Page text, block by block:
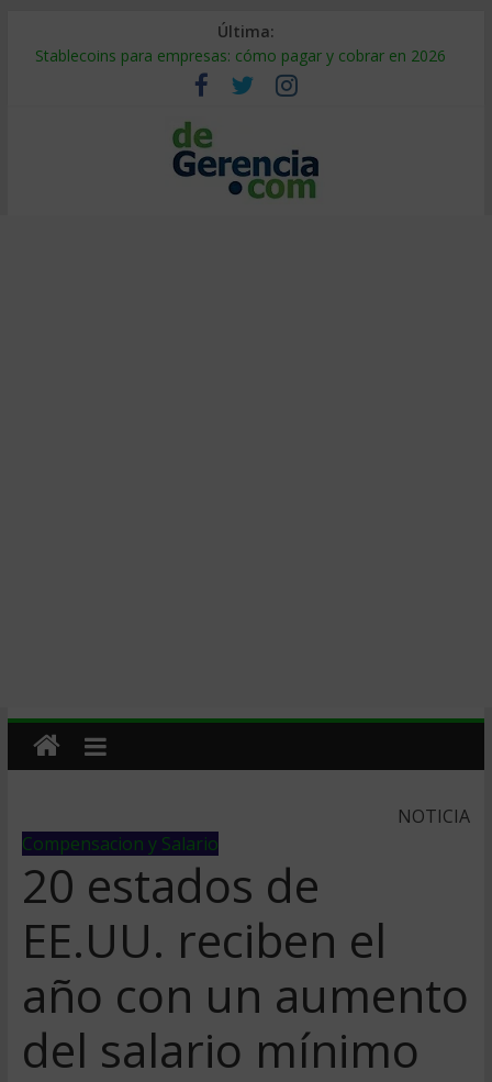
Última:
Stablecoins para empresas: cómo pagar y cobrar en 2026
Despido silencioso: qué es y por qué sale tan caro
IA en selección de personal: cómo auditarla a tiempo
Trabajo forzoso en la cadena de suministro: qué hacer
Mercado hispano de EE. UU.: cómo segmentarlo y venderle
NOTICIA
Compensacion y Salario
20 estados de
EE.UU. reciben el
año con un aumento
del salario mínimo